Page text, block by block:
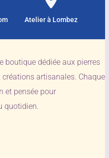
Atelier à Lombez
boutique dédiée aux pierres
artisanales. Chaque
et pensée pour
quotidien.